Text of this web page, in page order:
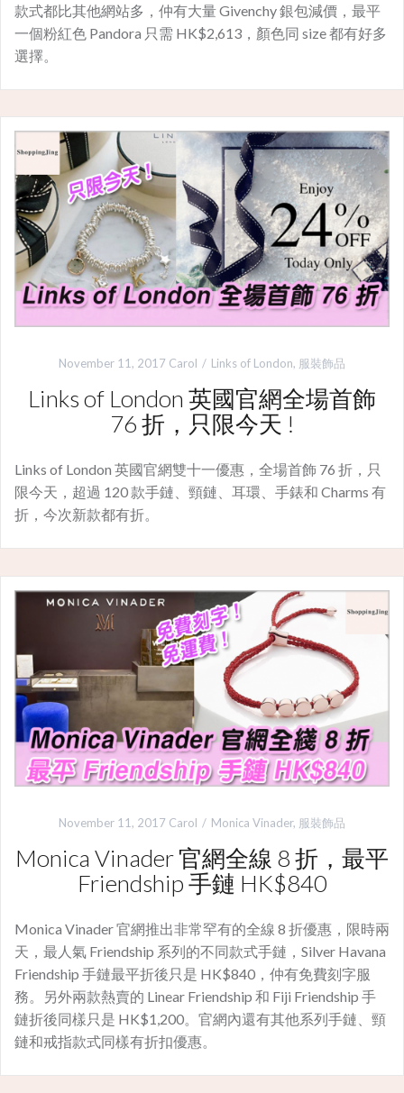
款式都比其他網站多，仲有大量 Givenchy 銀包減價，最平
一個粉紅色 Pandora 只需 HK$2,613，顏色同 size 都有好多
選擇。
November 11, 2017 Carol Links of London, 服裝飾品
Links of London 英國官網全場首飾
76 折，只限今天 !
Links of London 英國官網雙十一優惠，全場首飾 76 折，只
限今天，超過 120 款手鏈、頸鏈、耳環、手錶和 Charms 有
折，今次新款都有折。
November 11, 2017 Carol Monica Vinader, 服裝飾品
Monica Vinader 官網全線 8 折，最平
Friendship 手鏈 HK$840
Monica Vinader 官網推出非常罕有的全線 8 折優惠，限時兩
天，最人氣 Friendship 系列的不同款式手鏈，Silver Havana
Friendship 手鏈最平折後只是 HK$840，仲有免費刻字服
務。另外兩款熱賣的 Linear Friendship 和 Fiji Friendship 手
鏈折後同樣只是 HK$1,200。官網內還有其他系列手鏈、頸
鏈和戒指款式同樣有折扣優惠。